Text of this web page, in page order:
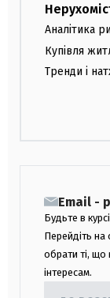
Аналітика
Купівля
Тренди і
Email -
Будьте в
Перейдіть на
обрати ті, що
інтересам.